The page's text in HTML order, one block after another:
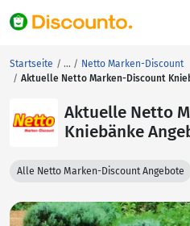
Startseite
Netto Marken-Discount
Aktuelle Netto Marken-Discount
Aktuelle Netto
Kniebänke
Alle Netto Marken-Discount Angebote